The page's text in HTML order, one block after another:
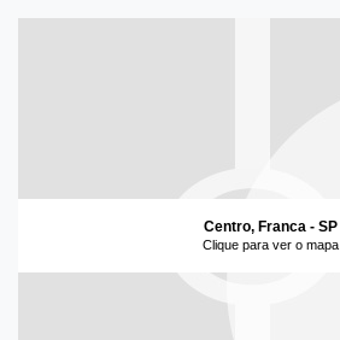
Centro, Franca - SP
Clique para ver o mapa